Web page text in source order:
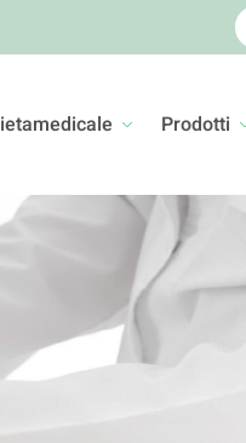
Prodotti